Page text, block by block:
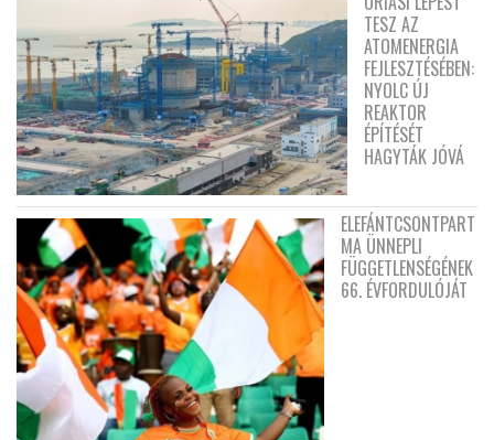
TESZ AZ
ATOMENERGIA
FEJLESZTÉSÉBEN:
NYOLC ÚJ
REAKTOR
ÉPÍTÉSÉT
HAGYTÁK JÓVÁ
ELEFÁNTCSONTPART
MA ÜNNEPLI
FÜGGETLENSÉGÉNEK
66. ÉVFORDULÓJÁT